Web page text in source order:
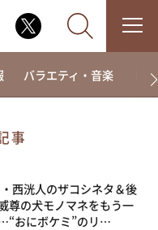
バラエティ・音楽 ド
事
西洸人のザコシネタ＆後
尊の犬モノマネをもう一
おにボケミ”のリ…